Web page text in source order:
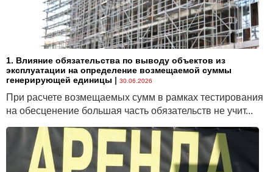
1. Влияние обязательства по выводу объектов из
эксплуатации на определение возмещаемой суммы
генерирующей единицы | 30.06.2026
При расчете возмещаемых сумм в рамках тестирования
на обесценение большая часть обязательств не учит...